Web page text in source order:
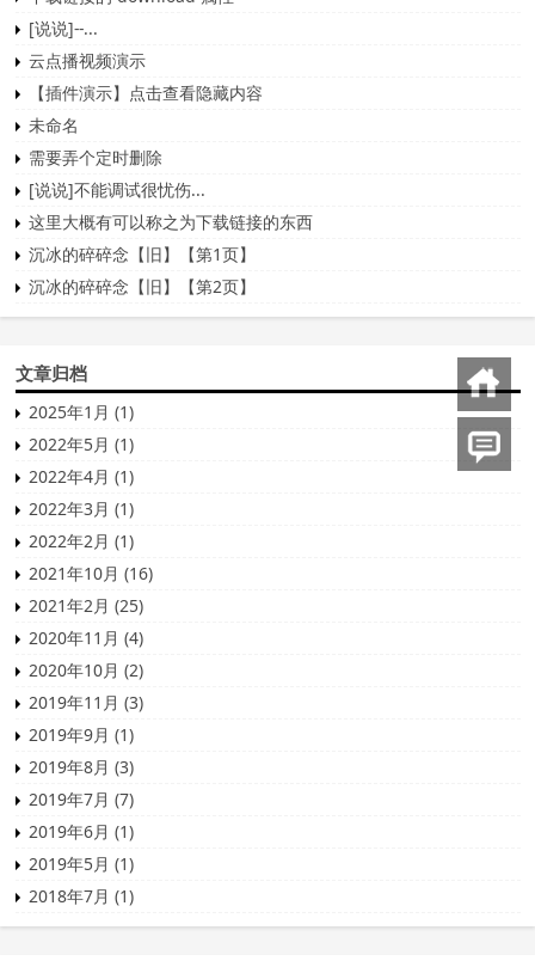
[说说]--...
云点播视频演示
【插件演示】点击查看隐藏内容
未命名
需要弄个定时删除
[说说]不能调试很忧伤...
这里大概有可以称之为下载链接的东西
沉冰的碎碎念【旧】【第1页】
沉冰的碎碎念【旧】【第2页】
文章归档
2025年1月 (1)
2022年5月 (1)
2022年4月 (1)
2022年3月 (1)
2022年2月 (1)
2021年10月 (16)
2021年2月 (25)
2020年11月 (4)
2020年10月 (2)
2019年11月 (3)
2019年9月 (1)
2019年8月 (3)
2019年7月 (7)
2019年6月 (1)
2019年5月 (1)
2018年7月 (1)
回到首页
发表评论